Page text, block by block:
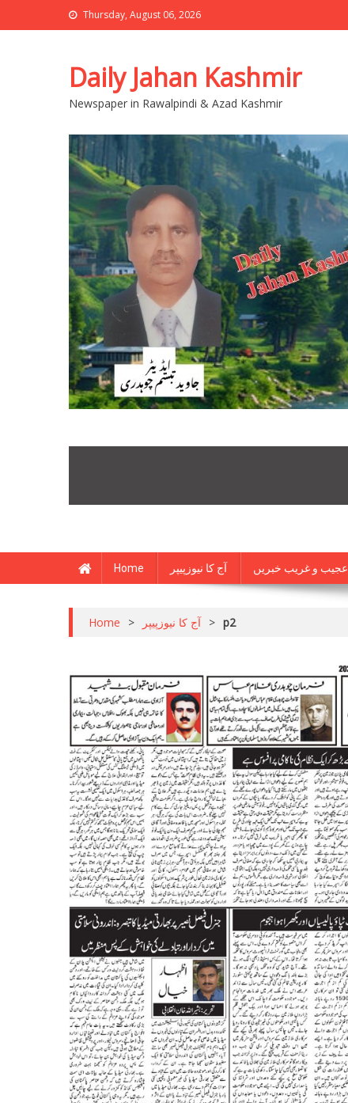
Thursday, August 06, 2026
Daily Jahan Kashmir
Newspaper in Rawalpindi & Azad Kashmir
Home آج کا نیوزپیپر عجیب و غریب خبریں
Home > آج کا نیوزپیپر > p2